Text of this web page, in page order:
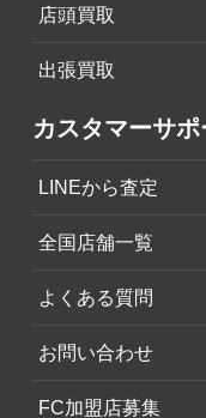
店頭買取
出張買取
カスタマーサポ
LINEから査定
全国店舗一覧
よくある質問
お問い合わせ
FC加盟店募集